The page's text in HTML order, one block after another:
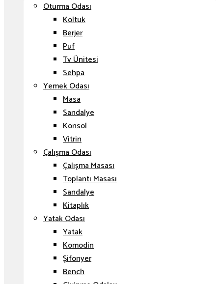
Oturma Odası
Koltuk
Berjer
Puf
Tv Ünitesi
Sehpa
Yemek Odası
Masa
Sandalye
Konsol
Vitrin
Çalışma Odası
Çalışma Masası
Toplantı Masası
Sandalye
Kitaplık
Yatak Odası
Yatak
Komodin
Şifonyer
Bench